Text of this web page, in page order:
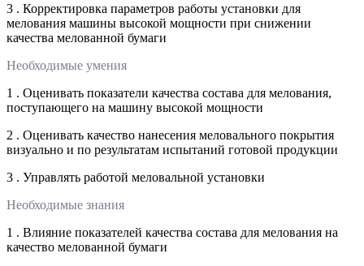
3 . Корректировка параметров работы установки для
мелования машины высокой мощности при снижении
качества мелованной бумаги
Необходимые умения
1 . Оценивать показатели качества состава для мелования,
поступающего на машину высокой мощности
2 . Оценивать качество нанесения меловального покрытия
визуально и по результатам испытаний готовой продукции
3 . Управлять работой меловальной установки
Необходимые знания
1 . Влияние показателей качества состава для мелования на
качество мелованной бумаги